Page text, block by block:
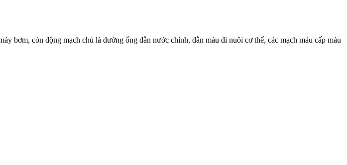
bơm, còn động mạch chủ là đường ống dẫn nước chính, dẫn máu đi nuôi cơ thể, các mạch máu cấp máu